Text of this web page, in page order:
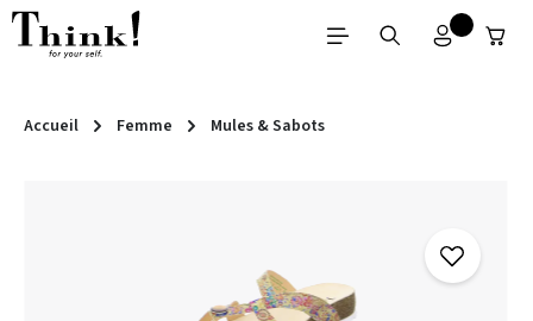
Passer au contenu principal
Accueil Femme Mules & Sabots